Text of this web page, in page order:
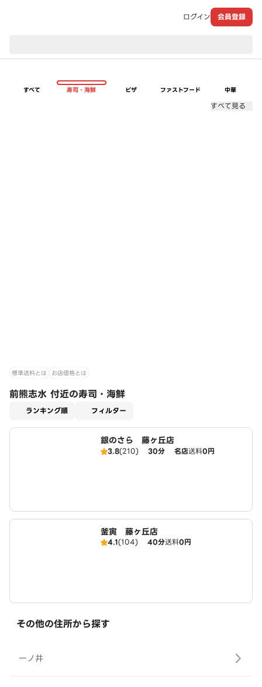
ログイン 会員登録
すべて 寿司・海鮮 ピザ ファストフード 中華
すべて見る
標準送料とは お店価格とは
前熊志水 付近の寿司・海鮮
ランキング順 フィルター
銀のさら 藤ヶ丘店
3.8(210) 30分 名店送料0円
釜寅 藤ヶ丘店
4.1(104) 40分送料0円
その他の住所から探す
一ノ井